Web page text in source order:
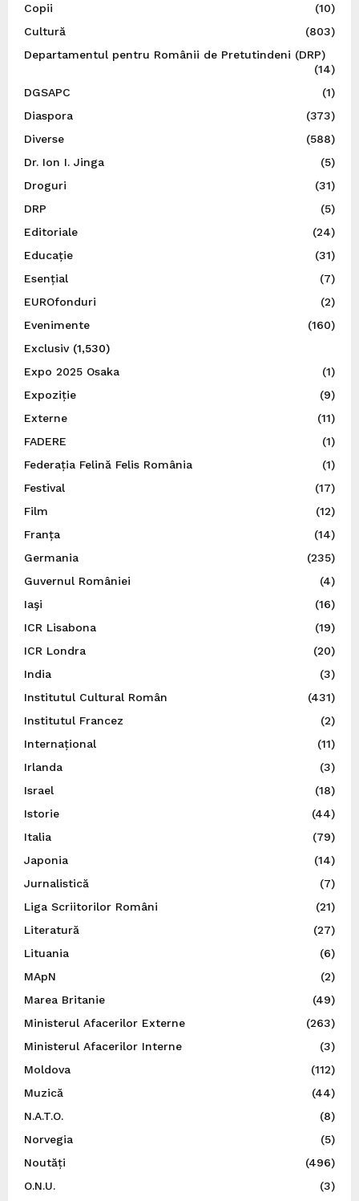
Copii
(10)
Cultură
(803)
Departamentul pentru Românii de Pretutindeni (DRP)
(14)
DGSAPC
(1)
Diaspora
(373)
Diverse
(588)
Dr. Ion I. Jinga
(5)
Droguri
(31)
DRP
(5)
Editoriale
(24)
Educație
(31)
Esențial
(7)
EUROfonduri
(2)
Evenimente
(160)
Exclusiv(1,530)
Expo 2025 Osaka
(1)
Expoziție
(9)
Externe
(11)
FADERE
(1)
Federația Felină Felis România
(1)
Festival
(17)
Film
(12)
Franța
(14)
Germania
(235)
Guvernul României
(4)
Iaşi
(16)
ICR Lisabona
(19)
ICR Londra
(20)
India
(3)
Institutul Cultural Român
(431)
Institutul Francez
(2)
Internațional
(11)
Irlanda
(3)
Israel
(18)
Istorie
(44)
Italia
(79)
Japonia
(14)
Jurnalistică
(7)
Liga Scriitorilor Români
(21)
Literatură
(27)
Lituania
(6)
MApN
(2)
Marea Britanie
(49)
Ministerul Afacerilor Externe
(263)
Ministerul Afacerilor Interne
(3)
Moldova
(112)
Muzică
(44)
N.A.T.O.
(8)
Norvegia
(5)
Noutăți
(496)
O.N.U.
(3)